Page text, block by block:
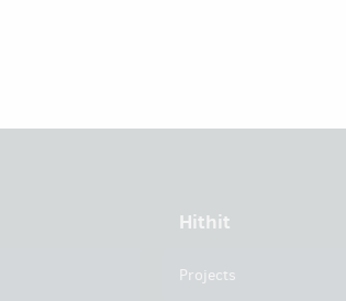
Hithit
Projects